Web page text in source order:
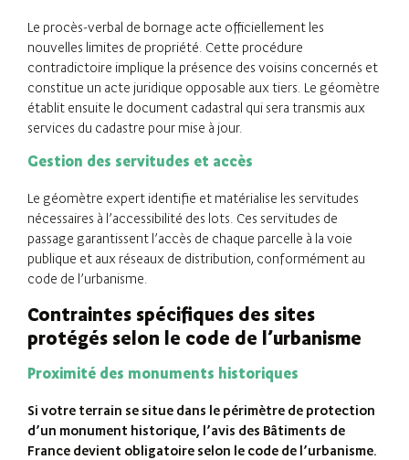
Le procès-verbal de bornage acte officiellement les
nouvelles limites de propriété. Cette procédure
contradictoire implique la présence des voisins concernés et
constitue un acte juridique opposable aux tiers. Le géomètre
établit ensuite le document cadastral qui sera transmis aux
services du cadastre pour mise à jour.
Gestion des servitudes et accès
Le géomètre expert identifie et matérialise les servitudes
nécessaires à l’accessibilité des lots. Ces servitudes de
passage garantissent l’accès de chaque parcelle à la voie
publique et aux réseaux de distribution, conformément au
code de l’urbanisme.
Contraintes spécifiques des sites
protégés selon le code de l’urbanisme
Proximité des monuments historiques
Si votre terrain se situe dans le périmètre de protection
d’un monument historique, l’avis des Bâtiments de
France devient obligatoire selon le code de l’urbanisme.